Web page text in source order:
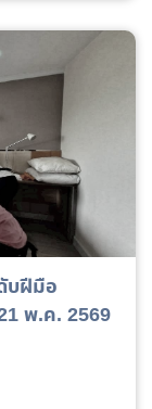
บฝีมือ
พ.ค. 2569